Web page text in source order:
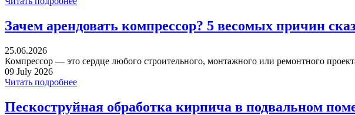
Зачем арендовать компрессор? 5 весомых причин
25.06.2026
Компрессор — это сердце любого строительного, монтажного или ремонтного
09 July 2026
Читать подробнее
Пескоструйная обработка кирпича в подвальном